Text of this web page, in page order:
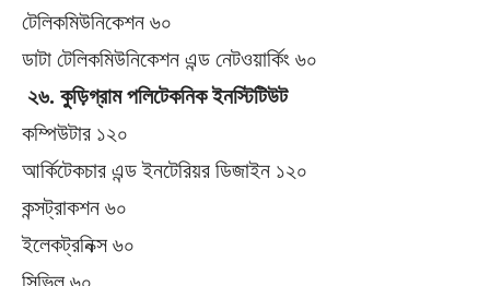
টেলিকমিউনিকেশন ৬০
ডাটা টেলিকমিউনিকেশন এন্ড নেটওয়ার্কিং ৬০
২৬. কুড়িগ্রাম পলিটেকনিক ইনস্টিটিউট
কম্পিউটার ১২০
আর্কিটেকচার এন্ড ইনটেরিয়র ডিজাইন ১২০
কন্সট্রাকশন ৬০
ইলেকট্রনিক্স ৬০